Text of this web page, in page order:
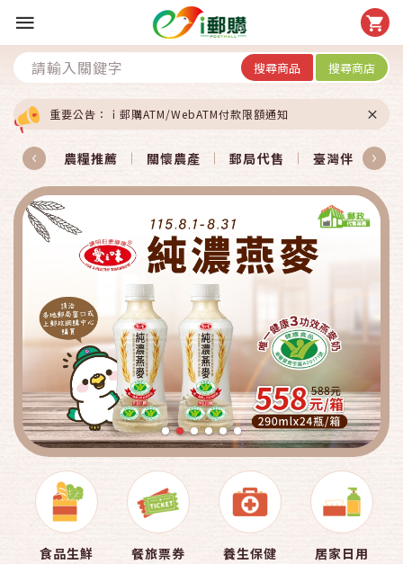
搜尋商品 搜尋商店
重要公告：ｉ郵購ATM/WebATM付款限額通知
農糧推薦 關懷農產 郵局代售 臺灣伴手
食品生鮮 餐旅票券 養生保健 居家日用